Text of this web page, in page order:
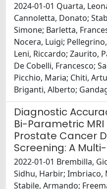
2024-01-01 Quarta,
Cannoletta, Donato;
Simone; Barletta,
Nocera, Luigi;
Leni, Riccardo; Zaurito,
De Cobelli, Francesco;
Picchio, Maria; Chiti,
Briganti, Alberto;
Diagnostic
Bi-Parametric
Prostate Cancer
Screening: A
2022-01-01 Brembilla,
Sidhu, Harbir; Imbriaco,
Stabile, Armando;